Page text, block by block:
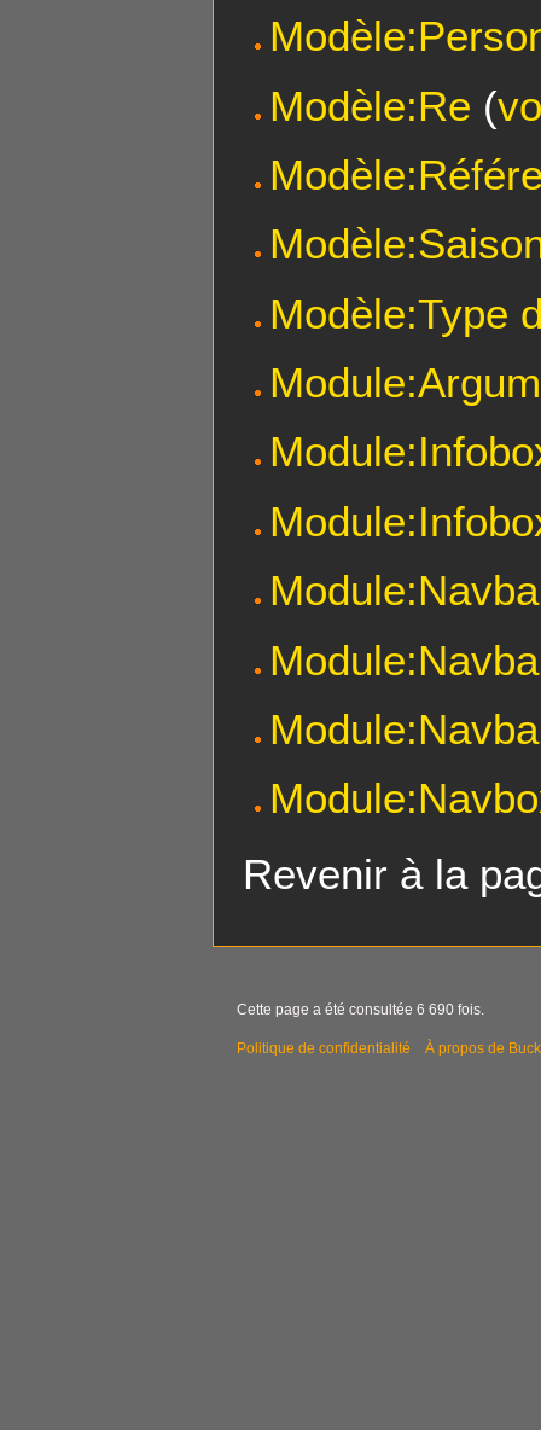
Modèle:Re (
Modèle:Type
Revenir à la
Cette page a été consultée 6 690 fois.
Politique de confidentialité À propos de